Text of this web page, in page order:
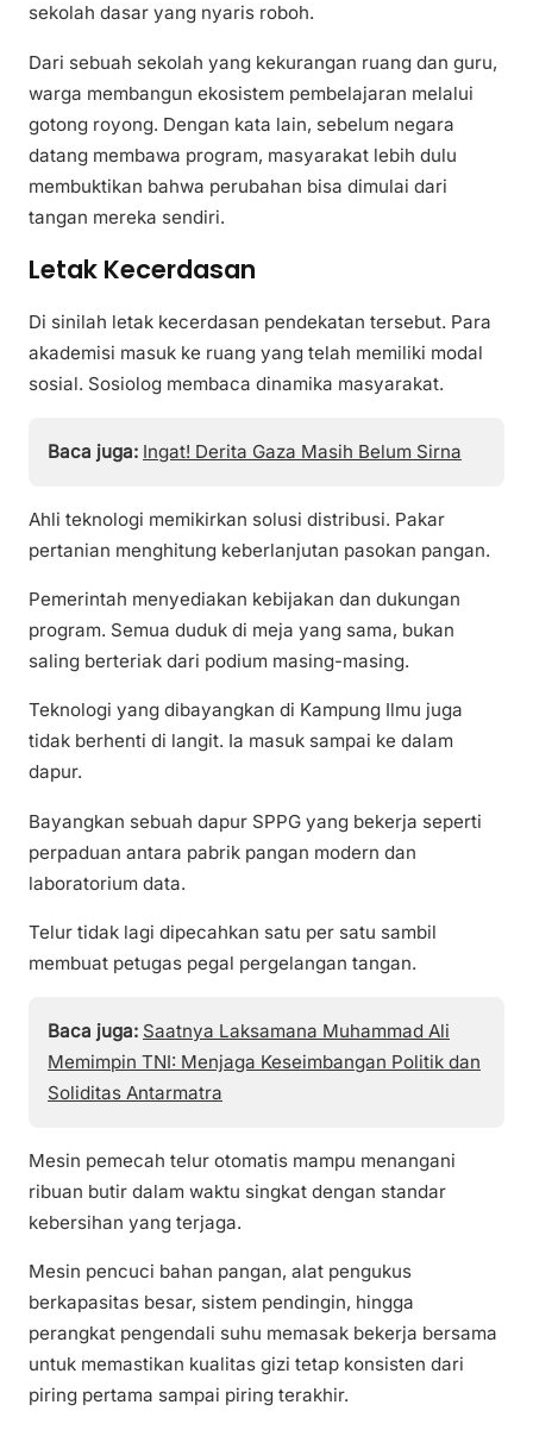
sekolah dasar yang nyaris roboh.
Dari sebuah sekolah yang kekurangan ruang dan guru,
warga membangun ekosistem pembelajaran melalui
gotong royong. Dengan kata lain, sebelum negara
datang membawa program, masyarakat lebih dulu
membuktikan bahwa perubahan bisa dimulai dari
tangan mereka sendiri.
Letak Kecerdasan
Di sinilah letak kecerdasan pendekatan tersebut. Para
akademisi masuk ke ruang yang telah memiliki modal
sosial. Sosiolog membaca dinamika masyarakat.
Baca juga: Ingat! Derita Gaza Masih Belum Sirna
Ahli teknologi memikirkan solusi distribusi. Pakar
pertanian menghitung keberlanjutan pasokan pangan.
Pemerintah menyediakan kebijakan dan dukungan
program. Semua duduk di meja yang sama, bukan
saling berteriak dari podium masing-masing.
Teknologi yang dibayangkan di Kampung Ilmu juga
tidak berhenti di langit. Ia masuk sampai ke dalam
dapur.
Bayangkan sebuah dapur SPPG yang bekerja seperti
perpaduan antara pabrik pangan modern dan
laboratorium data.
Telur tidak lagi dipecahkan satu per satu sambil
membuat petugas pegal pergelangan tangan.
Baca juga: Saatnya Laksamana Muhammad Ali
Memimpin TNI: Menjaga Keseimbangan Politik dan
Soliditas Antarmatra
Mesin pemecah telur otomatis mampu menangani
ribuan butir dalam waktu singkat dengan standar
kebersihan yang terjaga.
Mesin pencuci bahan pangan, alat pengukus
berkapasitas besar, sistem pendingin, hingga
perangkat pengendali suhu memasak bekerja bersama
untuk memastikan kualitas gizi tetap konsisten dari
piring pertama sampai piring terakhir.